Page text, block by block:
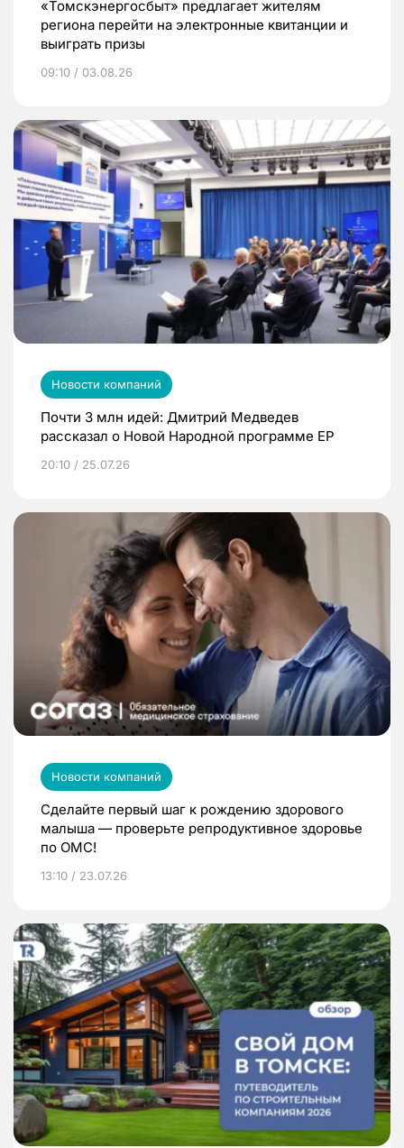
«Томскэнергосбыт» предлагает жителям
региона перейти на электронные квитанции и
выиграть призы
09:10 / 03.08.26
Новости компаний
Почти 3 млн идей: Дмитрий Медведев
рассказал о Новой Народной программе ЕР
20:10 / 25.07.26
Новости компаний
Сделайте первый шаг к рождению здорового
малыша — проверьте репродуктивное здоровье
по ОМС!
13:10 / 23.07.26